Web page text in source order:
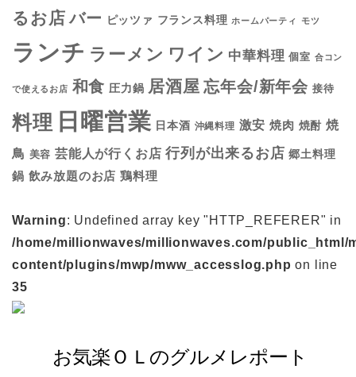
るお店 バー ピッツァ フランス料理 ホームパーティ モツ
ランチ ラーメン ワイン 中華料理 個室 合コン
で使えるお店 和食 圧力鍋 居酒屋 忘年会/新年会 接待
料理 日曜営業 日本酒 沖縄料理 激安 焼肉 焼酎 焼
鳥 美容 芸能人が行くお店 行列が出来るお店 郷土料理
鍋 飲み放題のお店 鶏料理
Warning: Undefined array key "HTTP_REFERER" in
/home/millionwaves/millionwaves.com/public_html/
content/plugins/mwp/mww_accesslog.php on line
35